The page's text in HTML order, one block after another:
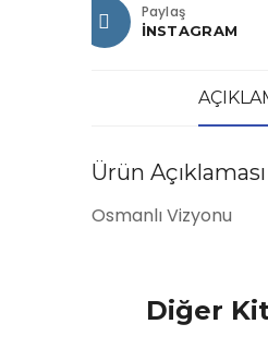
Paylaş
İNSTAGRAM
Ürün Açıklaması
Osmanlı Vizyonu
Diğer